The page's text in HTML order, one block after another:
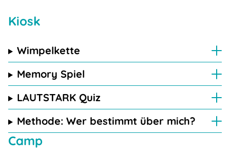
Kiosk
Wimpelkette
Memory Spiel
LAUTSTARK Quiz
Methode: Wer bestimmt über mich?
Camp